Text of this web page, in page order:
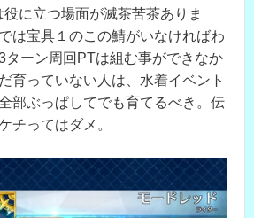
に立つ場面が滅茶苦茶ありま
は宝具１のこの鯖がいなければわ
ターン周回PTは組む事ができなか
育っていない人は、水着イベント
部ぶっぱしてでも育てるべき。伝
チってはダメ。